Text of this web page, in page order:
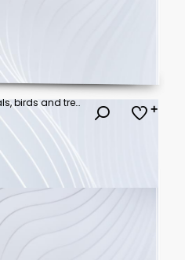
Seamless pattern with animals, birds and tree branches.